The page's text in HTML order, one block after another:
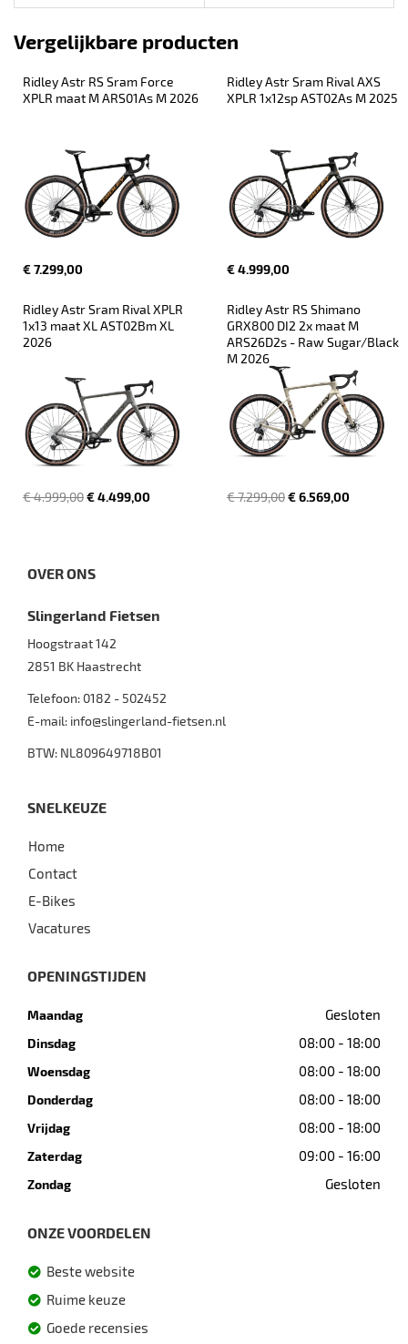
Vergelijkbare producten
Ridley Astr RS Sram Force
XPLR maat M ARS01As M 2026
€ 7.299,00
Ridley Astr Sram Rival AXS
XPLR 1x12sp AST02As M 2025
€ 4.999,00
Ridley Astr Sram Rival XPLR
1x13 maat XL AST02Bm XL
2026
€ 4.999,00€ 4.499,00
Ridley Astr RS Shimano
GRX800 DI2 2x maat M
ARS26D2s - Raw Sugar/Black
M 2026
€ 7.299,00€ 6.569,00
OVER ONS
Slingerland Fietsen
Hoogstraat 142
2851 BK Haastrecht
Telefoon: 0182 - 502452
E-mail: info@slingerland-fietsen.nl
BTW: NL809649718B01
SNELKEUZE
Home
Contact
E-Bikes
Vacatures
OPENINGSTIJDEN
Maandag Gesloten
Dinsdag 08:00 - 18:00
Woensdag 08:00 - 18:00
Donderdag 08:00 - 18:00
Vrijdag 08:00 - 18:00
Zaterdag 09:00 - 16:00
Zondag Gesloten
ONZE VOORDELEN
Beste website
Ruime keuze
Goede recensies